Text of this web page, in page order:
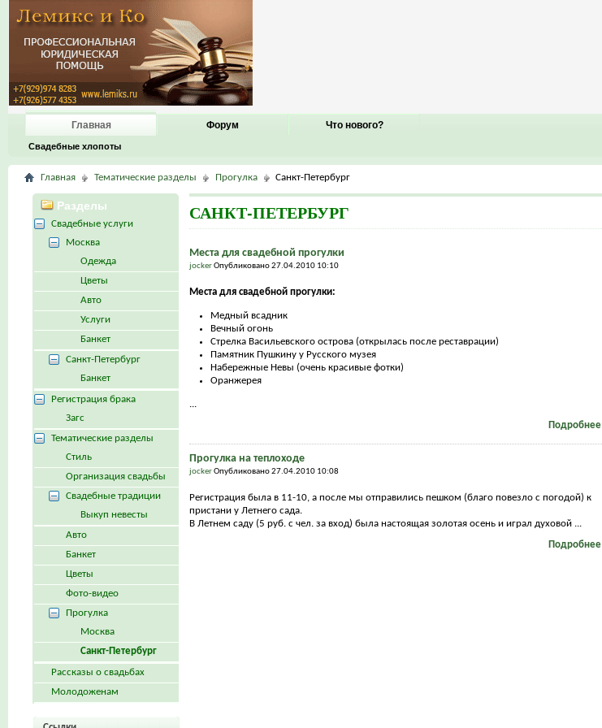
Главная
Свадебные хлопоты
Форум Что нового?
Главная Тематические разделы Прогулка Санкт-Петербург
САНКТ-ПЕТЕРБУРГ
Места для свадебной прогулки
jockerОпубликовано 27.04.2010 10:10
Места для свадебной прогулки:
Медный всадник
Вечный огонь
Стрелка Васильевского острова (открылась после реставрации)
Памятник Пушкину у Русского музея
Набережные Невы (очень красивые фотки)
Оранжерея
...
Подробнее
Прогулка на теплоходе
jockerОпубликовано 27.04.2010 10:08
Регистрация была в 11-10, а после мы отправились пешком (благо повезло с погодой) к
пристани у Летнего сада.
В Летнем саду (5 руб. с чел. за вход) была настоящая золотая осень и играл духовой ...
Подробнее
Разделы
Свадебные услуги
Москва
Одежда
Цветы
Авто
Услуги
Банкет
Санкт-Петербург
Банкет
Регистрация брака
Загс
Тематические разделы
Стиль
Организация свадьбы
Свадебные традиции
Выкуп невесты
Авто
Банкет
Цветы
Фото-видео
Прогулка
Москва
Санкт-Петербург
Рассказы о свадьбах
Молодоженам